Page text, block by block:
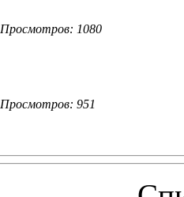
Просмотров: 1080
Просмотров: 951